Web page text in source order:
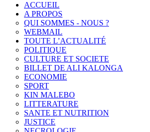
ACCUEIL
A PROPOS
QUI SOMMES - NOUS ?
WEBMAIL
TOUTE L’ACTUALITÉ
POLITIQUE
CULTURE ET SOCIETE
BILLET DE ALI KALONGA
ECONOMIE
SPORT
KIN MALEBO
LITTERATURE
SANTE ET NUTRITION
JUSTICE